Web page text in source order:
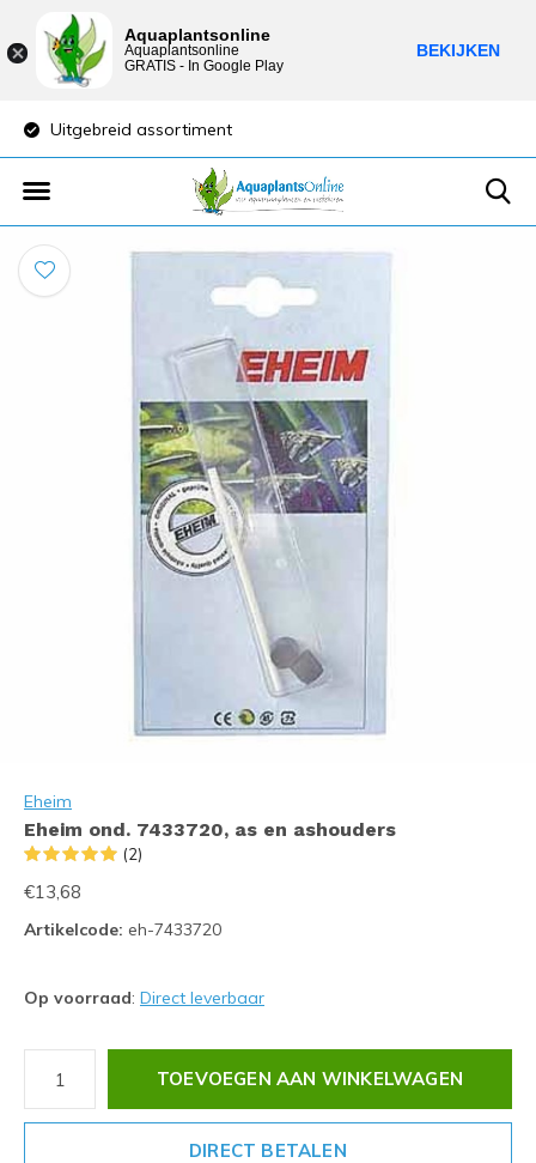
Uitgebreid assortiment
Eheim
Eheim ond. 7433720, as en ashouders
(2)
€13,68
Artikelcode: eh-7433720
Op voorraad: Direct leverbaar
TOEVOEGEN AAN WINKELWAGEN
DIRECT BETALEN
Aquaplantsonline
Aquaplantsonline
GRATIS - In Google Play
BEKIJKEN